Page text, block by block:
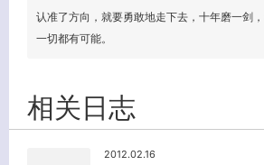
认准了方向，就要勇敢地走下去，十年磨一剑
一切都有可能。
相关日志
2012.02.16